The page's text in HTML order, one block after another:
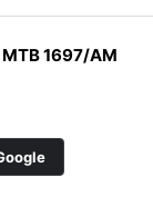
1697/AM